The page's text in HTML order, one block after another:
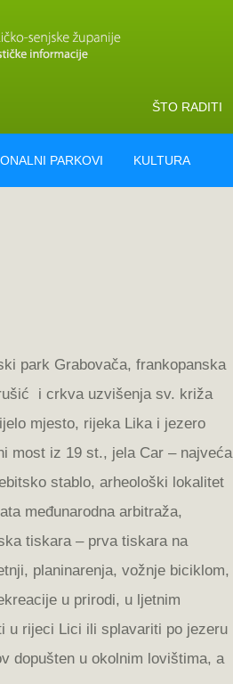
ŠTO RADITI
PARKOVI KULTURA
park Grabovača, frankopanska
i crkva uzvišenja sv. križa
mjesto, rijeka Lika i jezero
most iz 19 st., jela Car – najveća
stablo, arheološki lokalitet
međunarodna arbitraža,
tiskara – prva tiskara na
planinarenja, vožnje biciklom,
u prirodi, u ljetnim
u rijeci Lici ili splavariti po jezeru
dopušten u okolnim lovištima, a